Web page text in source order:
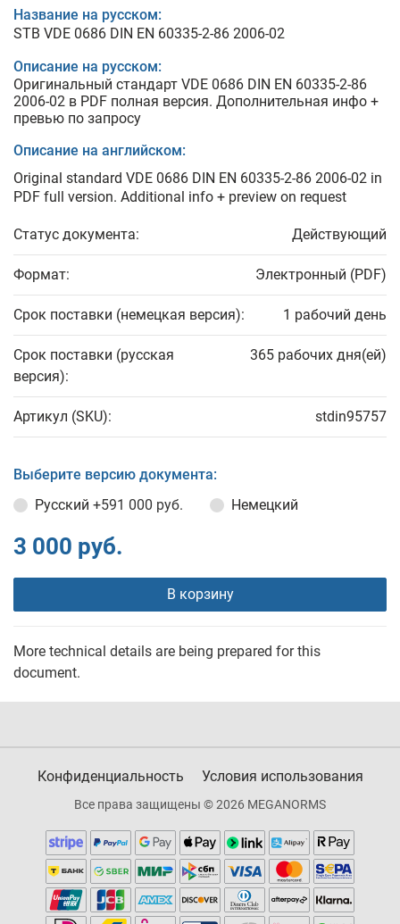
Название на русском:
STB VDE 0686 DIN EN 60335-2-86 2006-02
Описание на русском:
Оригинальный стандарт VDE 0686 DIN EN 60335-2-86
2006-02 в PDF полная версия. Дополнительная инфо +
превью по запросу
Описание на английском:
Original standard VDE 0686 DIN EN 60335-2-86 2006-02 in
PDF full version. Additional info + preview on request
Статус документа: Действующий
Формат: Электронный (PDF)
Срок поставки (немецкая версия): 1 рабочий день
Срок поставки (русская
версия):
365 рабочих дня(ей)
Артикул (SKU): stdin95757
Выберите версию документа:
Русский +591 000 руб. Немецкий
3 000 руб.
В корзину
More technical details are being prepared for this
document.
Конфиденциальность Условия использования
Все права защищены © 2026 MEGANORMS